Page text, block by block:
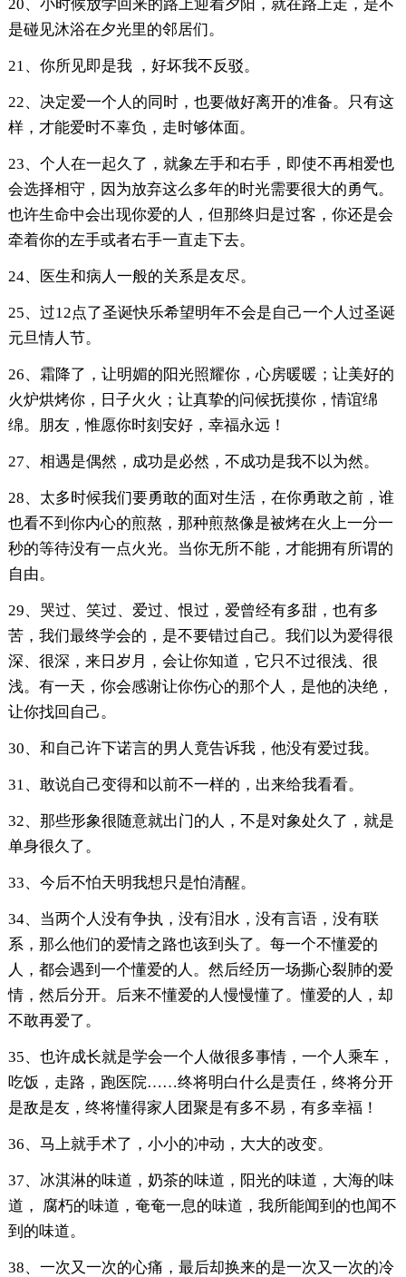
20、小时候放学回来的路上迎着夕阳，就在路上走，是不
是碰见沐浴在夕光里的邻居们。
21、你所见即是我 ，好坏我不反驳。
22、决定爱一个人的同时，也要做好离开的准备。只有这
样，才能爱时不辜负，走时够体面。
23、个人在一起久了，就象左手和右手，即使不再相爱也
会选择相守，因为放弃这么多年的时光需要很大的勇气。
也许生命中会出现你爱的人，但那终归是过客，你还是会
牵着你的左手或者右手一直走下去。
24、医生和病人一般的关系是友尽。
25、过12点了圣诞快乐希望明年不会是自己一个人过圣诞
元旦情人节。
26、霜降了，让明媚的阳光照耀你，心房暖暖；让美好的
火炉烘烤你，日子火火；让真挚的问候抚摸你，情谊绵
绵。朋友，惟愿你时刻安好，幸福永远！
27、相遇是偶然，成功是必然，不成功是我不以为然。
28、太多时候我们要勇敢的面对生活，在你勇敢之前，谁
也看不到你内心的煎熬，那种煎熬像是被烤在火上一分一
秒的等待没有一点火光。当你无所不能，才能拥有所谓的
自由。
29、哭过、笑过、爱过、恨过，爱曾经有多甜，也有多
苦，我们最终学会的，是不要错过自己。我们以为爱得很
深、很深，来日岁月，会让你知道，它只不过很浅、很
浅。有一天，你会感谢让你伤心的那个人，是他的决绝，
让你找回自己。
30、和自己许下诺言的男人竟告诉我，他没有爱过我。
31、敢说自己变得和以前不一样的，出来给我看看。
32、那些形象很随意就出门的人，不是对象处久了，就是
单身很久了。
33、今后不怕天明我想只是怕清醒。
34、当两个人没有争执，没有泪水，没有言语，没有联
系，那么他们的爱情之路也该到头了。每一个不懂爱的
人，都会遇到一个懂爱的人。然后经历一场撕心裂肺的爱
情，然后分开。后来不懂爱的人慢慢懂了。懂爱的人，却
不敢再爱了。
35、也许成长就是学会一个人做很多事情，一个人乘车，
吃饭，走路，跑医院……终将明白什么是责任，终将分开
是敌是友，终将懂得家人团聚是有多不易，有多幸福！
36、马上就手术了，小小的冲动，大大的改变。
37、冰淇淋的味道，奶茶的味道，阳光的味道，大海的味
道， 腐朽的味道，奄奄一息的味道，我所能闻到的也闻不
到的味道。
38、一次又一次的心痛，最后却换来的是一次又一次的冷